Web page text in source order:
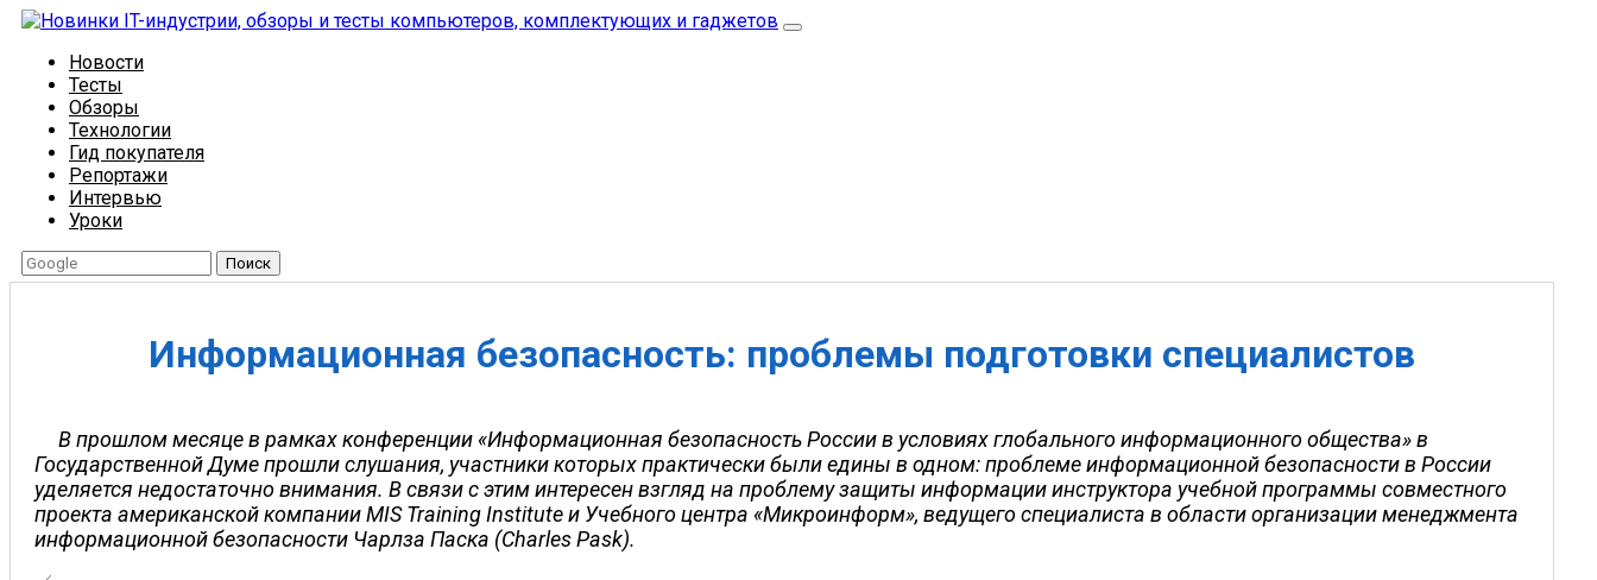
Новости
Тесты
Обзоры
Технологии
Гид покупателя
Репортажи
Интервью
Уроки
Поиск
Информационная безопасность: проблемы подготовки специалистов
В прошлом месяце в рамках конференции «Информационная безопасность России в условиях глобального информационного общества» в
Государственной Думе прошли слушания, участники которых практически были едины в одном: проблеме информационной безопасности в России
уделяется недостаточно внимания. В связи с этим интересен взгляд на проблему защиты информации инструктора учебной программы совместного
проекта американской компании MIS Training Institute и Учебного центра «Микроинформ», ведущего специалиста в области организации менеджмента
информационной безопасности Чарлза Паска (Charles Pask).